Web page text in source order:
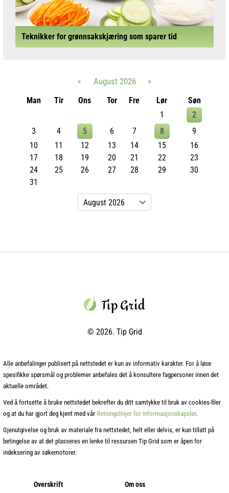
Teknikker for grønnsakskjæring som sparer tid
« August 2026
»
Man
Tir Ons Tor Fre Lør
Søn
1
2
3
4 5 6 7 8
9
10
11 12 13 14 15
16
17
18 19 20 21 22
23
24
25 26 27 28 29
30
31
© 2026. Tip Grid
Overskrift Om oss
Alle anbefalinger publisert på nettstedet er kun av informativ karakter. For å løse
spesifikke spørsmål og problemer anbefales det å konsultere fagpersoner innen det
aktuelle området.
Ved å fortsette å bruke nettstedet bekrefter du ditt samtykke til bruk av cookies‑filer
og at du har gjort deg kjent med vår Retningslinjer for informasjonskapsler.
Gjenutgivelse og bruk av materiale fra nettstedet, helt eller delvis, er kun tillatt på
betingelse av at det plasseres en lenke til ressursen Tip Grid som er åpen for
indeksering av søkemotorer.